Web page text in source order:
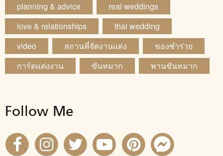
planning & advice
real weddings
love & relationships
thai wedding
video
สถานที่จัดงานแต่ง
ของชำร่วย
การ์ดแต่งงาน
ขันหมาก พานขันหมาก
Follow Me